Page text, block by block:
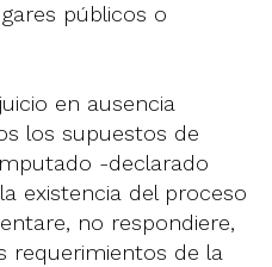
públicos o
en ausencia
los supuestos de
-declarado
existencia del proceso
no respondiere,
requerimientos de la